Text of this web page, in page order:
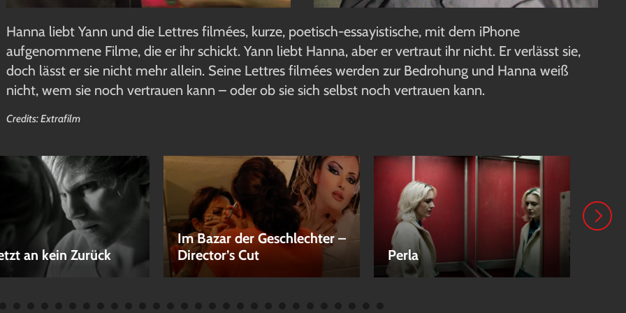
Hanna liebt Yann und die Lettres filmées, kurze, poetisch-essayistische, mit dem iPhone
aufgenommene Filme, die er ihr schickt. Yann liebt Hanna, aber er vertraut ihr nicht. Er verlässt sie,
doch lässt er sie nicht mehr allein. Seine Lettres filmées werden zur Bedrohung und Hanna weiß
nicht, wem sie noch vertrauen kann – oder ob sie sich selbst noch vertrauen kann.
Credits: Extrafilm
an kein Zurück
Im Bazar der Geschlechter –
Director’s Cut
LEIHEN Perla
LEIHEN